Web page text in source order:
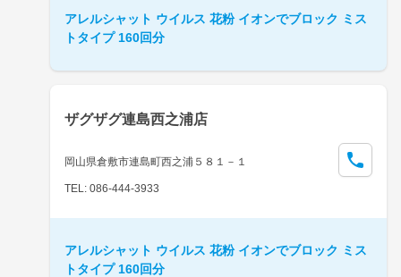
アレルシャット ウイルス 花粉 イオンでブロック ミス
トタイプ 160回分
ザグザグ連島西之浦店
岡山県倉敷市連島町西之浦５８１－１
TEL: 086-444-3933
アレルシャット ウイルス 花粉 イオンでブロック ミス
トタイプ 160回分